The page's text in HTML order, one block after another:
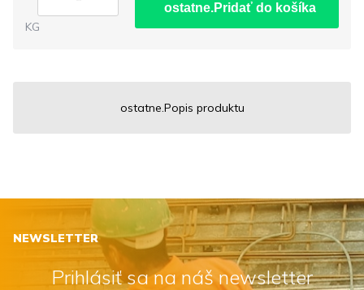
KG
ostatne.Pridať do košíka
ostatne.Popis produktu
NEWSLETTER
Prihlásiť sa na náš newsletter